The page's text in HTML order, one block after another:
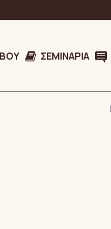
ΣΕΜΙΝΆΡΙΑ